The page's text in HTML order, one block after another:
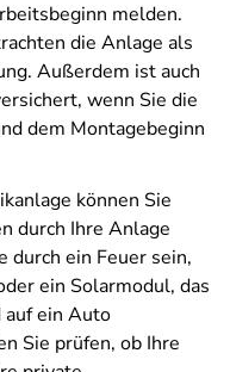
melden.
die Anlage als
Außerdem ist auch
wenn Sie die
dem Montagebeginn
können Sie
durch Ihre Anlage
durch ein Feuer sein,
ein Solarmodul, das
ein Auto
Sie prüfen, ob Ihre